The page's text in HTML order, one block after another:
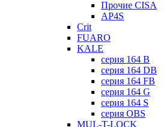
Прочие CISA
AP4S
Crit
FUARO
KALE
серия 164 B
серия 164 DB
серия 164 FB
серия 164 G
серия 164 S
серия OBS
MUL-T-LOCK